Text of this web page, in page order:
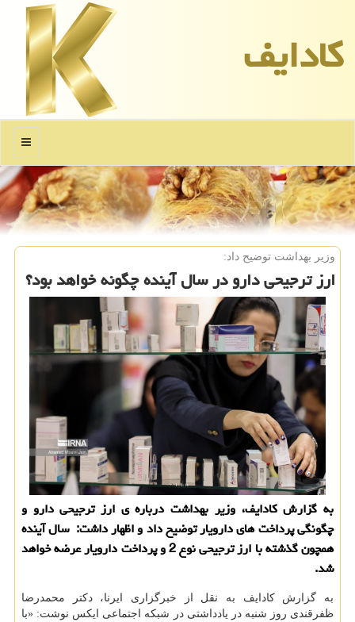
كادایف
منو
وزیر بهداشت توضیح داد:
ارز ترجیحی دارو در سال آینده چگونه خواهد بود؟
به گزارش کادایف، وزیر بهداشت درباره ی ارز ترجیحی دارو و
چگونگی پرداخت های دارویار توضیح داد و اظهار داشت: سال آینده
همچون گذشته با ارز ترجیحی نوع 2 و پرداخت دارویار عرضه خواهد
شد.
به گزارش کادایف به نقل از خبرگزاری ایرنا، دکتر محمدرضا
ظفرقندی روز شنبه در یادداشتی در شبکه اجتماعی ایکس نوشت: «با